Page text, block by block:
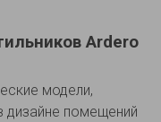
Ardero
модели,
дизайне помещений